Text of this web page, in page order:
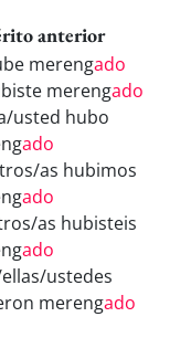
anterior
merengado
merengado
usted hubo
ado
as hubimos
ado
as hubisteis
ado
ustedes
merengado